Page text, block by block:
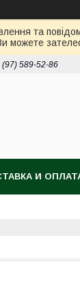
та
можете
(97) 589-52-86
И